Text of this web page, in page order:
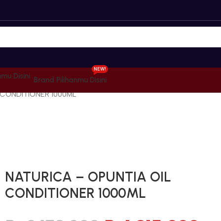
Brand Pilihanmu Disini
NEW!
1000ML
NATURICA – OPUNTIA OIL
CONDITIONER 1000ML